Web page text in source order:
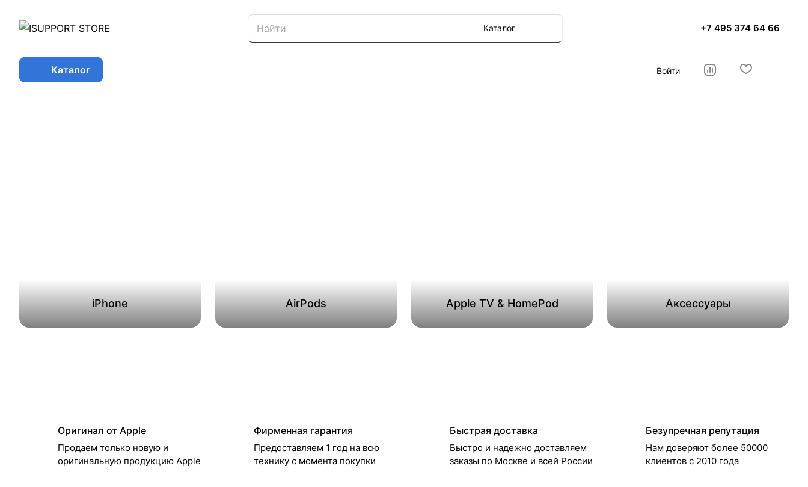
Каталог +7 495 374 64 66
Каталог Войти
iPhone AirPods Apple TV & HomePod Аксессуары
Оригинал от Apple
Продаем только новую и
оригинальную продукцию Apple
Фирменная гарантия
Предоставляем 1 год на всю
технику с момента покупки
Быстрая доставка
Быстро и надежно доставляем
заказы по Москве и всей России
Безупречная репутация
Нам доверяют более 50000
клиентов с 2010 года